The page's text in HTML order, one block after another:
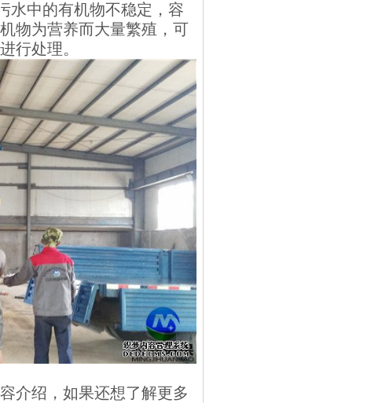
水中的有机物不稳定，容
物为营养而大量繁殖，可
行处理。
介绍，如果还想了解更多